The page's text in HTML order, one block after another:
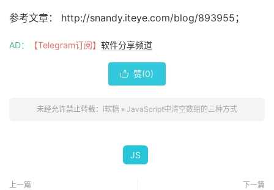
参考文章： http://snandy.iteye.com/blog/893955；
AD： 【Telegram订阅】 软件分享频道
 赞(0)
未经允许禁止转载： i软糖 » JavaScript中清空数组的三种方式
JS
上一篇 下一篇